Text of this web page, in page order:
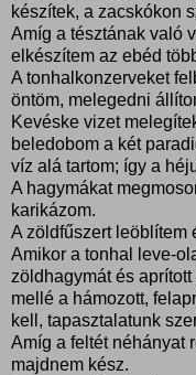
készítek, a zacskókon
Amíg a tésztának való
elkészítem az ebéd
A tonhalkonzerveket
öntöm, melegedni
Kevéske vizet
beledobom a két
víz alá tartom; így a
A hagymákat
karikázom.
A zöldfűszert leöblítem
Amikor a tonhal leve-
zöldhagymát és
mellé a hámozott,
kell, tapasztalatunk
Amíg a feltét néhányat
majdnem kész.